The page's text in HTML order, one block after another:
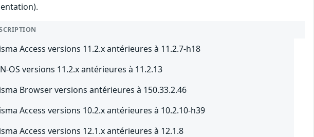
Access versions 11.2.x antérieures à 11.2.7-h18
OS versions 11.2.x antérieures à 11.2.13
Browser versions antérieures à 150.33.2.46
Access versions 10.2.x antérieures à 10.2.10-h39
Access versions 12.1.x antérieures à 12.1.8